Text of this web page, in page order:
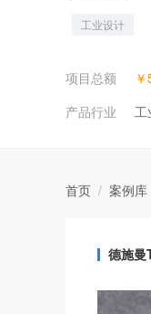
工业设计
项目总额 ￥
产品行业
工
首页 / 案例库
德施曼